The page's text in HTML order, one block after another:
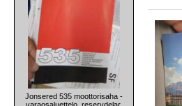
Jonsered 535 moottorisaha -